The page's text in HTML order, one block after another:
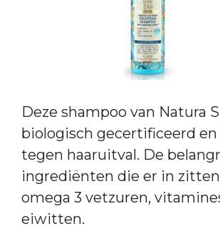
Deze shampoo van Natura
biologisch gecertificeerd
tegen haaruitval. De
ingrediënten die er in
omega 3 vetzuren,
eiwitten.